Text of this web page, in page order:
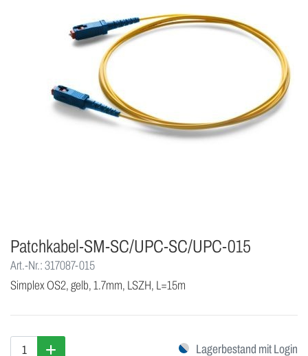
Patchkabel-SM-SC/UPC-SC/UPC-015
Art.-Nr.: 317087-015
Simplex OS2, gelb, 1.7mm, LSZH, L=15m
Lagerbestand mit Login